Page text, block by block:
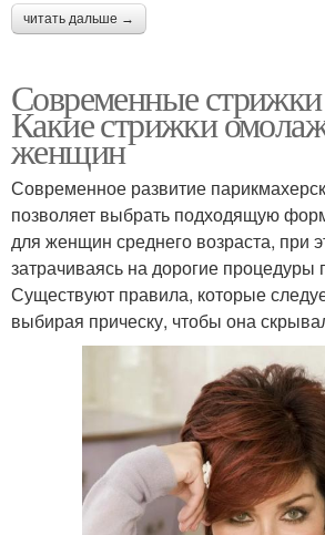
читать дальше →
Современные
Какие стрижки
женщин
Современное развитие
позволяет выбрать подходящую
для женщин среднего возраста, при
затрачиваясь на дорогие процедуры
Существуют правила, которые
выбирая прическу, чтобы она